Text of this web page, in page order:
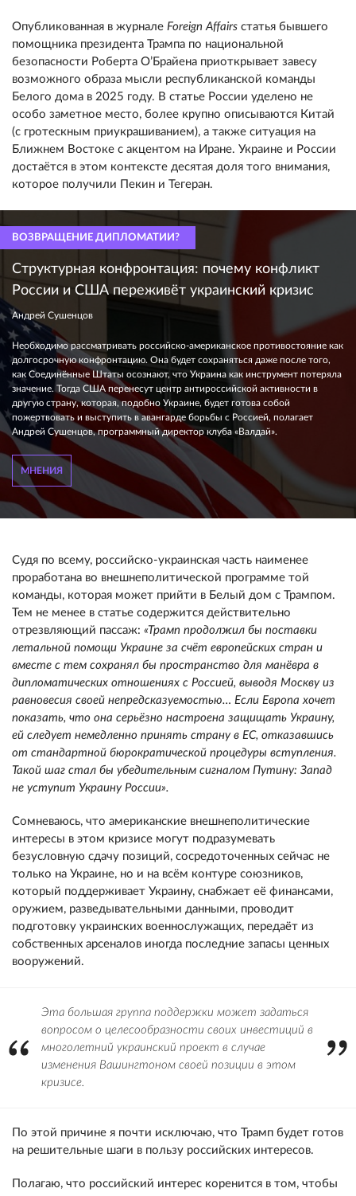
Опубликованная в журнале Foreign Affairs статья бывшего
помощника президента Трампа по национальной
безопасности Роберта О’Брайена приоткрывает завесу
возможного образа мысли республиканской команды
Белого дома в 2025 году. В статье России уделено не
особо заметное место, более крупно описываются Китай
(с гротескным приукрашиванием), а также ситуация на
Ближнем Востоке с акцентом на Иране. Украине и России
достаётся в этом контексте десятая доля того внимания,
которое получили Пекин и Тегеран.
ВОЗВРАЩЕНИЕ ДИПЛОМАТИИ?
Структурная конфронтация: почему конфликт
России и США переживёт украинский кризис
Андрей Сушенцов
Необходимо рассматривать российско-американское противостояние как
долгосрочную конфронтацию. Она будет сохраняться даже после того,
как Соединённые Штаты осознают, что Украина как инструмент потеряла
значение. Тогда США перенесут центр антироссийской активности в
другую страну, которая, подобно Украине, будет готова собой
пожертвовать и выступить в авангарде борьбы с Россией, полагает
Андрей Сушенцов, программный директор клуба «Валдай».
МНЕНИЯ
Судя по всему, российско-украинская часть наименее
проработана во внешнеполитической программе той
команды, которая может прийти в Белый дом с Трампом.
Тем не менее в статье содержится действительно
отрезвляющий пассаж: «Трамп продолжил бы поставки
летальной помощи Украине за счёт европейских стран и
вместе с тем сохранял бы пространство для манёвра в
дипломатических отношениях с Россией, выводя Москву из
равновесия своей непредсказуемостью… Если Европа хочет
показать, что она серьёзно настроена защищать Украину,
ей следует немедленно принять страну в ЕС, отказавшись
от стандартной бюрократической процедуры вступления.
Такой шаг стал бы убедительным сигналом Путину: Запад
не уступит Украину России».
Сомневаюсь, что американские внешнеполитические
интересы в этом кризисе могут подразумевать
безусловную сдачу позиций, сосредоточенных сейчас не
только на Украине, но и на всём контуре союзников,
который поддерживает Украину, снабжает её финансами,
оружием, разведывательными данными, проводит
подготовку украинских военнослужащих, передаёт из
собственных арсеналов иногда последние запасы ценных
вооружений.
Эта большая группа поддержки может задаться
вопросом о целесообразности своих инвестиций в
многолетний украинский проект в случае
изменения Вашингтоном своей позиции в этом
кризисе.
По этой причине я почти исключаю, что Трамп будет готов
на решительные шаги в пользу российских интересов.
Полагаю, что российский интерес коренится в том, чтобы